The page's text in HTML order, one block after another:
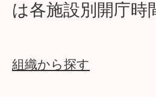
は各施設別開庁
組織から探す